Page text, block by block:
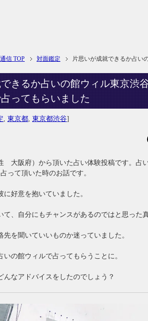
信 TOP 対面鑑定 片思いが成就できるか占い
きるか占いの館ウィル東京渋
ってもらいました
東京都 東京都渋谷]
大阪府）から頂いた占い体験投稿です。占
って頂いた時のお話です。
好意を抱いていました。
、自分にもチャンスがあるのではと思った
先を聞いていいものか迷っていました。
の館ウィルで占ってもらうことに。
んなアドバイスをしたのでしょう？